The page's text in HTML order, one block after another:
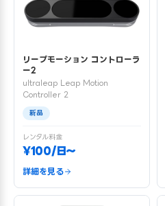
リープモーション コントローラ
ー2
ultraleap Leap Motion
Controller 2
新品
レンタル料金
¥100/日〜
詳細を見る